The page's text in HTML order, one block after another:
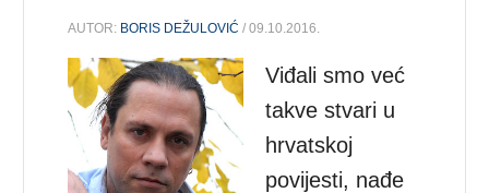
AUTOR: BORIS DEŽULOVIĆ / 09.10.2016.
Viđali smo već
takve stvari u
hrvatskoj
povijesti, nađe